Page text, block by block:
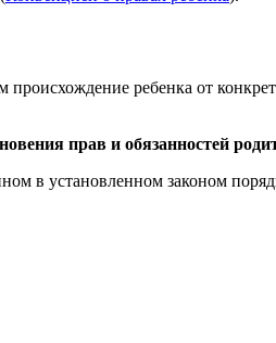
ребенка от
прав и обязанностей
в установленном законом